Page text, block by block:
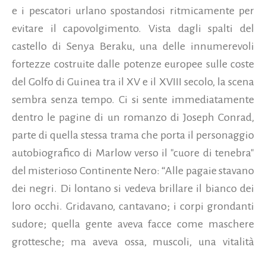
e i pescatori urlano spostandosi ritmicamente per
evitare il capovolgimento. Vista dagli spalti del
castello di Senya Beraku, una delle innumerevoli
fortezze costruite dalle potenze europee sulle coste
del Golfo di Guinea tra il XV e il XVIII secolo, la scena
sembra senza tempo. Ci si sente immediatamente
dentro le pagine di un romanzo di Joseph Conrad,
parte di quella stessa trama che porta il personaggio
autobiografico di Marlow verso il "cuore di tenebra"
del misterioso Continente Nero: “Alle pagaie stavano
dei negri. Di lontano si vedeva brillare il bianco dei
loro occhi. Gridavano, cantavano; i corpi grondanti
sudore; quella gente aveva facce come maschere
grottesche; ma aveva ossa, muscoli, una vitalità